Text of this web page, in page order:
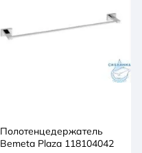
Полотенцедержатель
Bemeta Plaza 118104042